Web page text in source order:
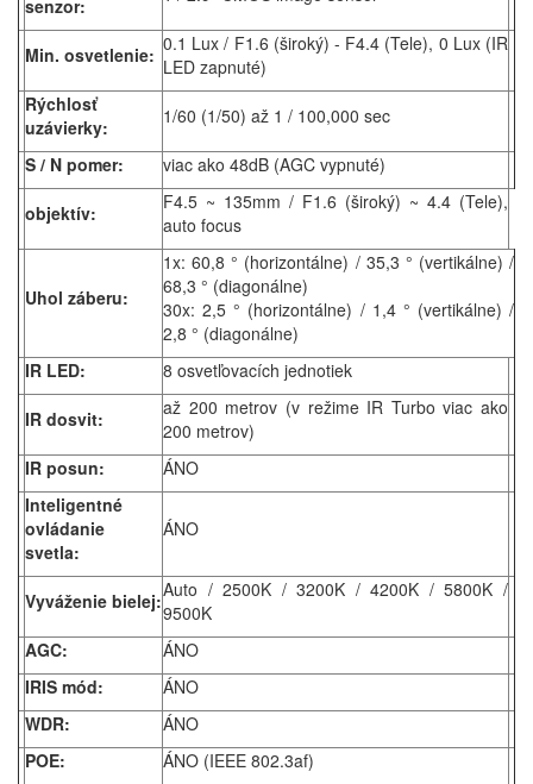
senzor:
Min. osvetlenie: 0.1 Lux / F1.6 (široký) - F4.4 (Tele), 0 Lux (IR
LED zapnuté)
Rýchlosť
uzávierky:
1/60 (1/50) až 1 / 100,000 sec
S / N pomer: viac ako 48dB (AGC vypnuté)
objektív:
F4.5 ~ 135mm / F1.6 (široký) ~ 4.4 (Tele),
auto focus
Uhol záberu:
1x: 60,8 ° (horizontálne) / 35,3 ° (vertikálne) /
68,3 ° (diagonálne)
30x: 2,5 ° (horizontálne) / 1,4 ° (vertikálne) /
2,8 ° (diagonálne)
IR LED:
8 osvetľovacích jednotiek
IR dosvit:
až 200 metrov (v režime IR Turbo viac ako
200 metrov)
IR posun:
ÁNO
Inteligentné
ovládanie
svetla:
ÁNO
Vyváženie bielej:Auto / 2500K / 3200K / 4200K / 5800K /
9500K
AGC:
ÁNO
IRIS mód:
ÁNO
WDR:
ÁNO
POE:
ÁNO (IEEE 802.3af)